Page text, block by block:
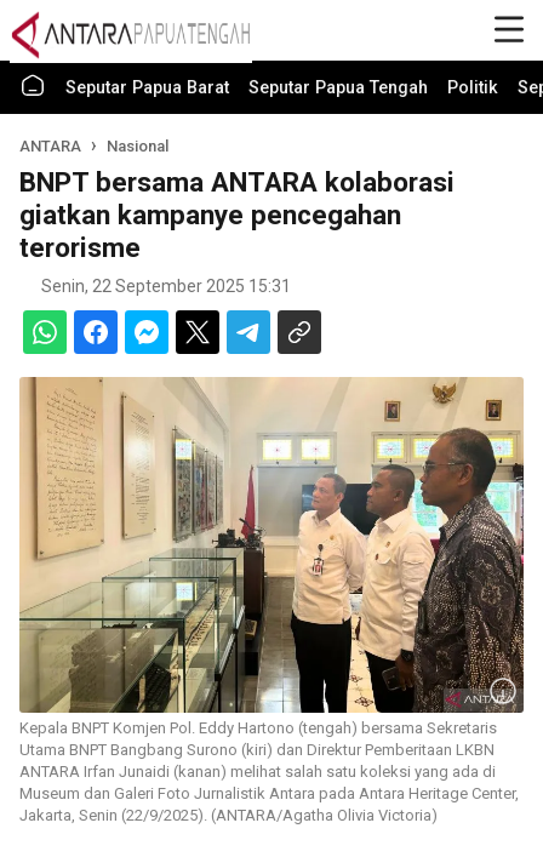
Seputar Papua Barat Seputar Papua Tengah Politik
ANTARA Nasional
BNPT bersama ANTARA kolaborasi
giatkan kampanye pencegahan
terorisme
Senin, 22 September 2025 15:31
Kepala BNPT Komjen Pol. Eddy Hartono (tengah) bersama Sekretaris
Utama BNPT Bangbang Surono (kiri) dan Direktur Pemberitaan LKBN
ANTARA Irfan Junaidi (kanan) melihat salah satu koleksi yang ada di
Museum dan Galeri Foto Jurnalistik Antara pada Antara Heritage Center,
Jakarta, Senin (22/9/2025). (ANTARA/Agatha Olivia Victoria)